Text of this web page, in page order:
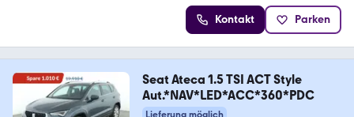
Kontakt Parken
Seat Ateca 1.5 TSI ACT Style
Aut.*NAV*LED*ACC*360*PDC